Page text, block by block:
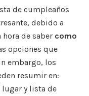
de cumpleaños
debido a
hora de saber como
opciones que
embargo, los
resumir en:
lugar y lista de